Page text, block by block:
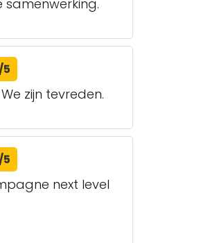
5
zijn tevreden.
5
next level